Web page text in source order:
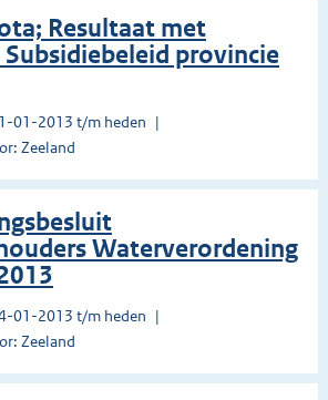
Resultaat met
Subsidiebeleid provincie
01-2013 t/m heden
Zeeland
Waterverordening
01-2013 t/m heden
Zeeland